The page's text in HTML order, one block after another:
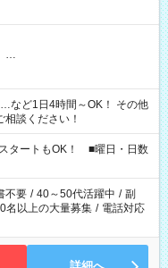
…
1日4時間～OK！ その他
談ください！
タートもOK！ ■曜日・日数
不要 / 40～50代活躍中 / 副
名以上の大量募集 / 電話対応